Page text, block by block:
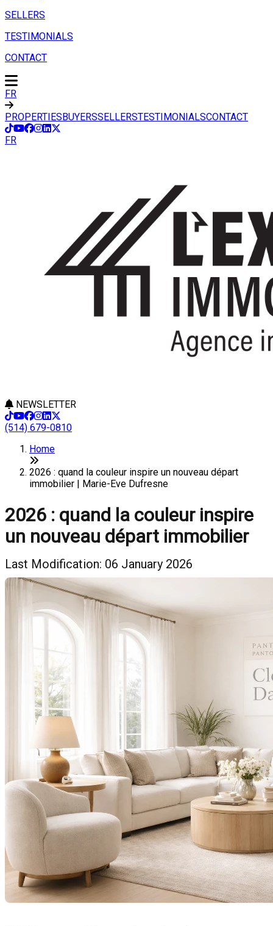
SELLERS
TESTIMONIALS
CONTACT
FR
PROPERTIESBUYERSSELLERSTESTIMONIALSCONTACT
FR
NEWSLETTER
(514) 679-0810
Home
2026 : quand la couleur inspire un nouveau départ
immobilier | Marie-Eve Dufresne
2026 : quand la couleur inspire
un nouveau départ immobilier
Last Modification: 06 January 2026